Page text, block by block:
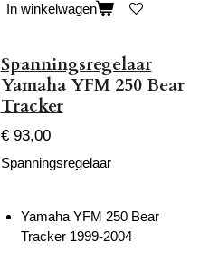
In winkelwagen
Spanningsregelaar
Yamaha YFM 250 Bear
Tracker
€ 93,00
Spanningsregelaar
Yamaha YFM 250 Bear
Tracker 1999-2004